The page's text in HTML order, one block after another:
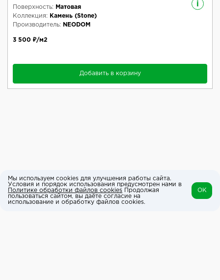
i
Поверхность:
Матовая
Коллекция:
Камень (Stone)
Производитель:
NEODOM
3 500 ₽/м2
Добавить в корзину
Мы используем cookies для улучшения работы сайта.
Условия и порядок использования предусмотрен нами в
Политике обработки файлов cookies Продолжая
пользоваться сайтом, вы даёте согласие на
использование и обработку файлов cookies.
OK